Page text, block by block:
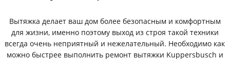
Вытяжка делает ваш дом более безопасным и комфортным
для жизни, именно поэтому выход из строя такой техники
всегда очень неприятный и нежелательный. Необходимо как
можно быстрее выполнить ремонт вытяжки Kuppersbusch и